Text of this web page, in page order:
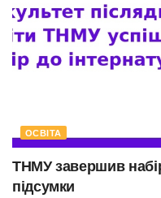
ОСВІТА
ТНМУ завершив
підсумки